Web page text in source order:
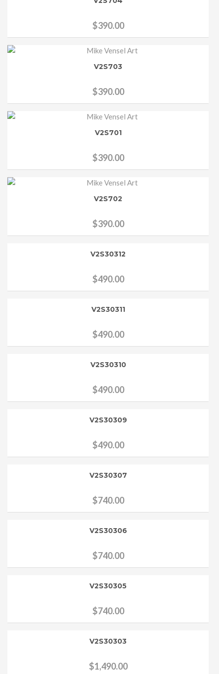
$390.00
V2S703
$390.00
V2S701
$390.00
V2S702
$390.00
V2S30312
$490.00
V2S30311
$490.00
V2S30310
$490.00
V2S30309
$490.00
V2S30307
$740.00
V2S30306
$740.00
V2S30305
$740.00
V2S30303
$1,490.00